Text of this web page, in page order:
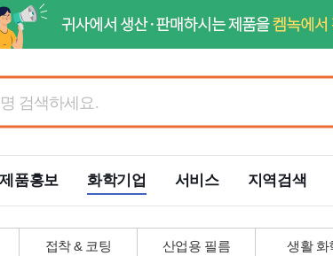
제품홍보 화학기업 서비스 지역검색
접착 & 코팅 산업용 필름 생활 화